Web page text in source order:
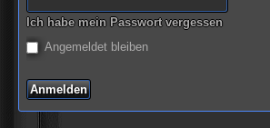
Ich habe mein Passwort vergessen
Angemeldet bleiben